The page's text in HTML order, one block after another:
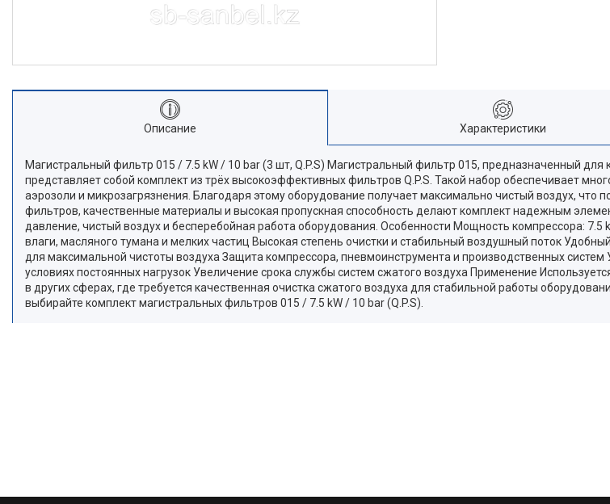
Автотовары
Монтажный инструмент
Расходные материалыОписание Характеристики
Магистральный фильтр 015 / 7.5 kW / 10 bar (3 шт, Q.P.S) Магистральный фильтр 015, предназначенный
представляет собой комплект из трёх высокоэффективных фильтров Q.P.S. Такой набор обеспечивает
аэрозоли и микрозагрязнения. Благодаря этому оборудование получает максимально чистый воздух, что
фильтров, качественные материалы и высокая пропускная способность делают комплект надежным
давление, чистый воздух и бесперебойная работа оборудования. Особенности Мощность компрессора:
влаги, масляного тумана и мелких частиц Высокая степень очистки и стабильный воздушный поток
для максимальной чистоты воздуха Защита компрессора, пневмоинструмента и производственных
условиях постоянных нагрузок Увеличение срока службы систем сжатого воздуха Применение
в других сферах, где требуется качественная очистка сжатого воздуха для стабильной работы
выбирайте комплект магистральных фильтров 015 / 7.5 kW / 10 bar (Q.P.S).